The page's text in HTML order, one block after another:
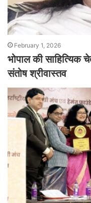
February 1, 2026
भोपाल की साहित्यिक
संतोष श्रीवास्तव